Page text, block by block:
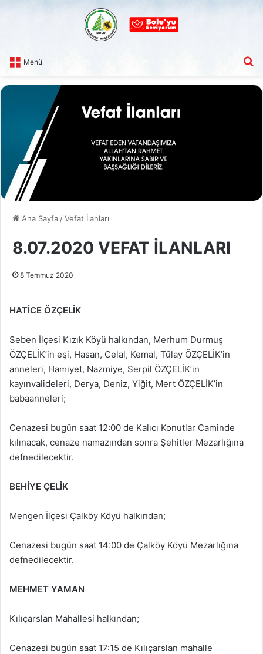
Menü
Ana Sayfa /Vefat İlanları
8.07.2020 VEFAT İLANLARI
8 Temmuz 2020
HATİCE ÖZÇELİK
Seben İlçesi Kızık Köyü halkından, Merhum Durmuş
ÖZÇELİK’in eşi, Hasan, Celal, Kemal, Tülay ÖZÇELİK’in
anneleri, Hamiyet, Nazmiye, Serpil ÖZÇELİK’in
kayınvalideleri, Derya, Deniz, Yiğit, Mert ÖZÇELİK’in
babaanneleri;
Cenazesi bugün saat 12:00 de Kalıcı Konutlar Caminde
kılınacak, cenaze namazından sonra Şehitler Mezarlığına
defnedilecektir.
BEHİYE ÇELİK
Mengen İlçesi Çalköy Köyü halkından;
Cenazesi bugün saat 14:00 de Çalköy Köyü Mezarlığına
defnedilecektir.
MEHMET YAMAN
Kılıçarslan Mahallesi halkından;
Cenazesi bugün saat 17:15 de Kılıçarslan mahalle